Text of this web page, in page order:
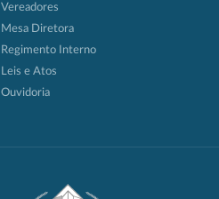
Vereadores
Mesa Diretora
Regimento Interno
Leis e Atos
Ouvidoria